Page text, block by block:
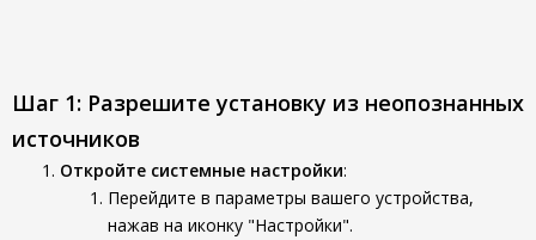
Шаг 1: Разрешите установку из неопознанных
источников
Откройте системные настройки:
Перейдите в параметры вашего устройства,
нажав на иконку "Настройки".